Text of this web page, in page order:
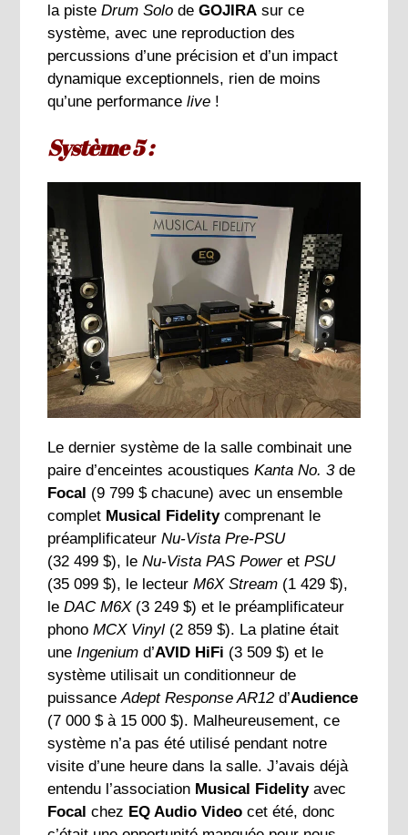
la pisteDrum Solo deGOJIRA sur ce
système, avec une reproduction des
percussions d’une précision et d’un impact
dynamique exceptionnels, rien de moins
qu’une performancelive !
Système 5 :
Le dernier système de la salle combinait une
paire d’enceintes acoustiquesKanta No. 3de
Focal (9 799 $ chacune) avec un ensemble
complet Musical Fidelitycomprenant le
préamplificateurNu-Vista Pre-PSU
(32 499 $), leNu-Vista PAS PoweretPSU
(35 099 $), le lecteurM6X Stream (1 429 $),
leDAC M6X(3 249 $) et le préamplificateur
phonoMCX Vinyl (2 859 $). La platine était
uneIngenium d’AVID HiFi (3 509 $) et le
système utilisait un conditionneur de
puissanceAdept Response AR12d’Audience
(7 000 $ à 15 000 $). Malheureusement, ce
système n’a pas été utilisé pendant notre
visite d’une heure dans la salle. J’avais déjà
entendu l’association Musical Fidelityavec
Focal chez EQ Audio Video cet été, donc